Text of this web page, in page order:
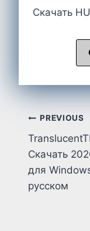
Cкачать
Post
PREVIOUS
Cкачать
для
русском